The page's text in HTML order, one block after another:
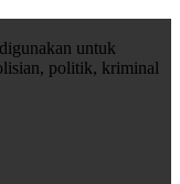
untuk
politik, kriminal